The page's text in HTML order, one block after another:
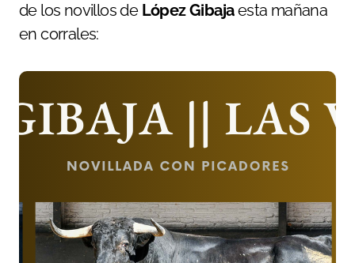
de los novillos de López Gibajaesta mañana
en corrales: